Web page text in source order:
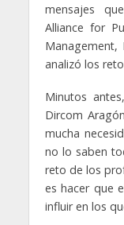
mensajes
Alliance for
Management,
analizó los
Minutos
Dircom
mucha
no lo saben
reto de los
es hacer que
influir en los